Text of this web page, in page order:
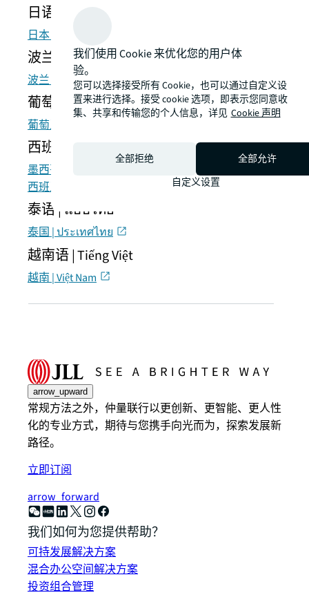
日语 | 日本語
日本 | 日本
波兰语 | Polski
波兰 | Polska
葡萄牙语 | Português
葡萄牙 | Portugal
西班牙语 | Español
墨西哥 | México
西班牙 | España
泰语 | แบบไทย
泰国 | ประเทศไทย
越南语 | Tiếng Việt
越南 | Việt Nam
arrow_upward
常规方法之外，仲量联行以更创新、更智能、更人性
化的专业方式，期待与您携手向光而为，探索发展新
路径。
立即订阅
arrow_forward
我们如何为您提供帮助？
可持发展解决方案
混合办公空间解决方案
投资组合管理
我们使用 Cookie 来优化您的用户体
验。
您可以选择接受所有 Cookie，也可以通过自定义设
置来进行选择。接受 cookie 选项，即表示您同意收
集、共享和传输您的个人信息，详见 Cookie 声明
全部拒绝
全部允许
自定义设置